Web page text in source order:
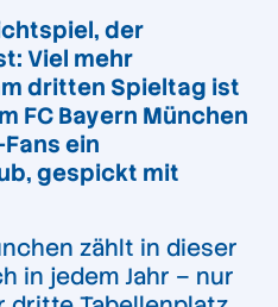
der
Viel mehr
dritten Spieltag ist
FC Bayern München
ein
gespickt mit
zählt in dieser
in jedem Jahr – nur